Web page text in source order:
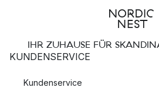
IHR ZUHAUSE FÜR
KUNDENSERVICE
Kundenservice